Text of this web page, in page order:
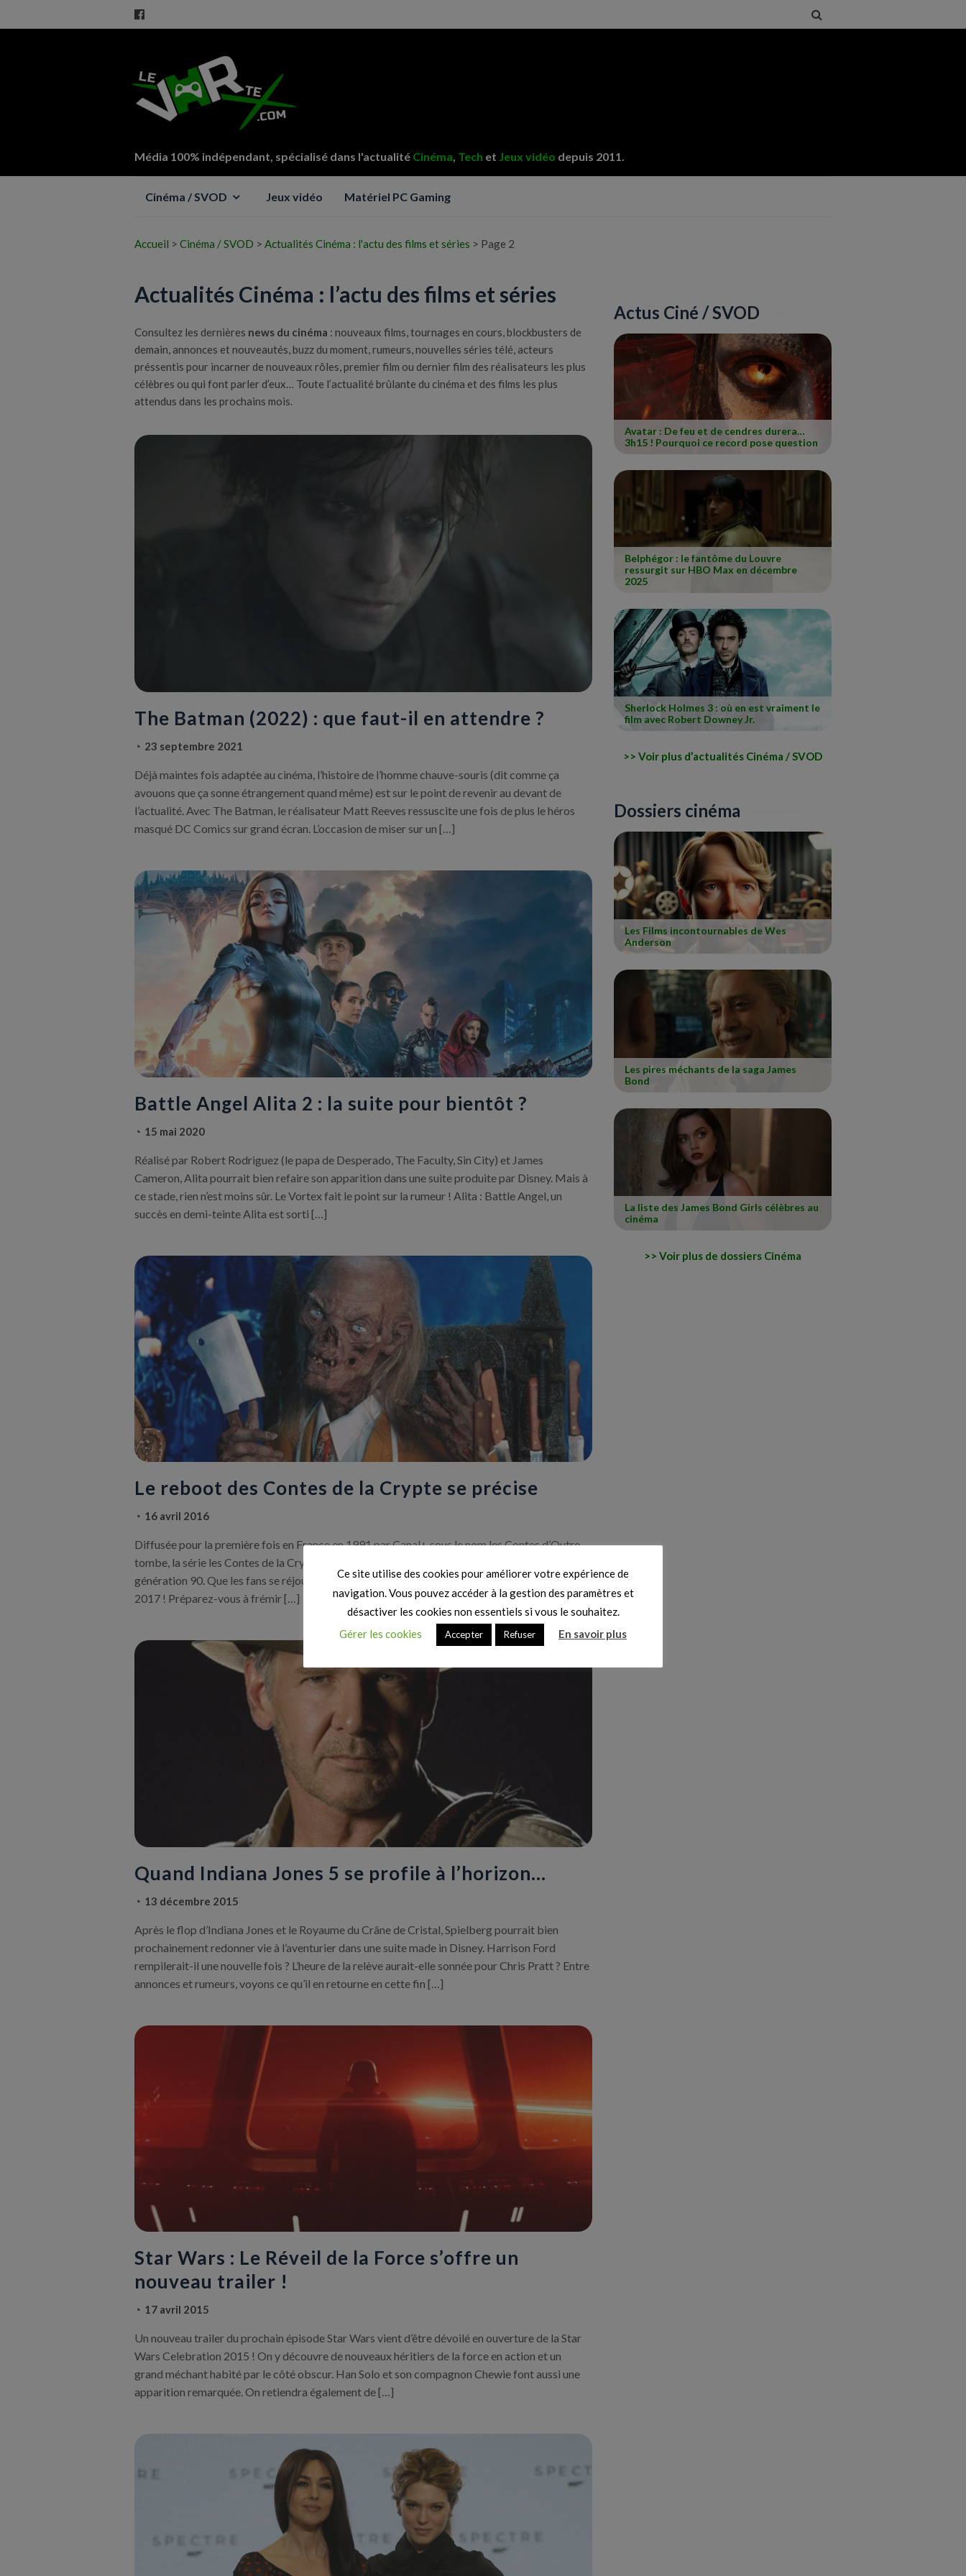
Média 100% indépendant, spécialisé dans l'actualité Cinéma, Tech et Jeux vidéo depuis 2011.
Cinéma / SVOD Jeux vidéo Matériel PC Gaming
Accueil > Cinéma / SVOD > Actualités Cinéma : l'actu des films et séries > Page 2
Actualités Cinéma : l’actu des films et séries
Consultez les dernières news du cinéma : nouveaux films, tournages en cours, blockbusters de
demain, annonces et nouveautés, buzz du moment, rumeurs, nouvelles séries télé, acteurs
préssentis pour incarner de nouveaux rôles, premier film ou dernier film des réalisateurs les plus
célèbres ou qui font parler d’eux… Toute l’actualité brûlante du cinéma et des films les plus
attendus dans les prochains mois.
The Batman (2022) : que faut-il en attendre ?
23 septembre 2021
Déjà maintes fois adaptée au cinéma, l’histoire de l’homme chauve-souris (dit comme ça
avouons que ça sonne étrangement quand même) est sur le point de revenir au devant de
l’actualité. Avec The Batman, le réalisateur Matt Reeves ressuscite une fois de plus le héros
masqué DC Comics sur grand écran. L’occasion de miser sur un […]
Battle Angel Alita 2 : la suite pour bientôt ?
15 mai 2020
Réalisé par Robert Rodriguez (le papa de Desperado, The Faculty, Sin City) et James
Cameron, Alita pourrait bien refaire son apparition dans une suite produite par Disney. Mais à
ce stade, rien n’est moins sûr. Le Vortex fait le point sur la rumeur ! Alita : Battle Angel, un
succès en demi-teinte Alita est sorti […]
Le reboot des Contes de la Crypte se précise
16 avril 2016
Diffusée pour la première fois en France en 1991 par Canal+ sous le nom les Contes d’Outre-
tombe, la série les Contes de la Crypte a sans aucun doute été l’une des plus marquantes de la
génération 90. Que les fans se réjouissent car une nouvelle saison est en préparation pour
2017 ! Préparez-vous à frémir […]
Quand Indiana Jones 5 se profile à l’horizon…
13 décembre 2015
Après le flop d’Indiana Jones et le Royaume du Crâne de Cristal, Spielberg pourrait bien
prochainement redonner vie à l’aventurier dans une suite made in Disney. Harrison Ford
rempilerait-il une nouvelle fois ? L’heure de la relève aurait-elle sonnée pour Chris Pratt ? Entre
annonces et rumeurs, voyons ce qu’il en retourne en cette fin […]
Star Wars : Le Réveil de la Force s’offre un
nouveau trailer !
17 avril 2015
Un nouveau trailer du prochain épisode Star Wars vient d’être dévoilé en ouverture de la Star
Wars Celebration 2015 ! On y découvre de nouveaux héritiers de la force en action et un
grand méchant habité par le côté obscur. Han Solo et son compagnon Chewie font aussi une
apparition remarquée. On retiendra également de […]
Actus Ciné / SVOD
Avatar : De feu et de cendres durera…
3h15 ! Pourquoi ce record pose question
Belphégor : le fantôme du Louvre
ressurgit sur HBO Max en décembre
2025
Sherlock Holmes 3 : où en est vraiment le
film avec Robert Downey Jr.
Voir plus d’actualités Cinéma / SVOD
Dossiers cinéma
Les Films incontournables de Wes
Anderson
Les pires méchants de la saga James
Bond
La liste des James Bond Girls célèbres au
cinéma
Voir plus de dossiers Cinéma
Ce site utilise des cookies pour améliorer votre expérience de
navigation. Vous pouvez accéder à la gestion des paramètres et
désactiver les cookies non essentiels si vous le souhaitez.
Gérer les cookies
Accepter Refuser En savoir plus